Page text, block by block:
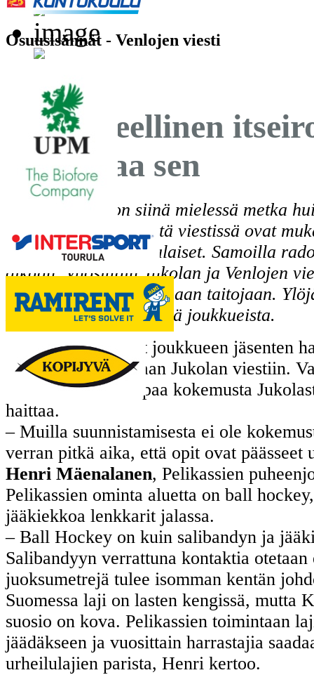
Joukkueellinen
ne missaa sen
Jukolan viesti on siinä mielessä metka
urheilutapahtuma, että viestissä ovat
mahdolliset ensikertalaiset. Samoilla
aikaan. Vuosittain Jukolan ja Venlojen
ensikertalaisia testaamaan taitojaan.
Pelikassit on yksi näistä joukkueista.
Kaikkien Pelikassit joukkueen jäsenten
päästä joskus mukaan Jukolan viestiin.
henkilöllä on aiempaa kokemusta
haittaa.
– Muilla suunnistamisesta ei ole
verran pitkä aika, että opit ovat päässeet
Henri Mäenalanen, Pelikassien
Pelikassien ominta aluetta on ball
jääkiekkoa lenkkarit jalassa.
– Ball Hockey on kuin salibandyn ja
Salibandyyn verrattuna kontaktia otetaan
juoksumetrejä tulee isomman kentän
Suomessa laji on lasten kengissä, mutta
suosio on kova. Pelikassien toimintaan
jäädäkseen ja vuosittain harrastajia
urheilulajien parista, Henri kertoo.
Osuusisännät - Venlojen viesti